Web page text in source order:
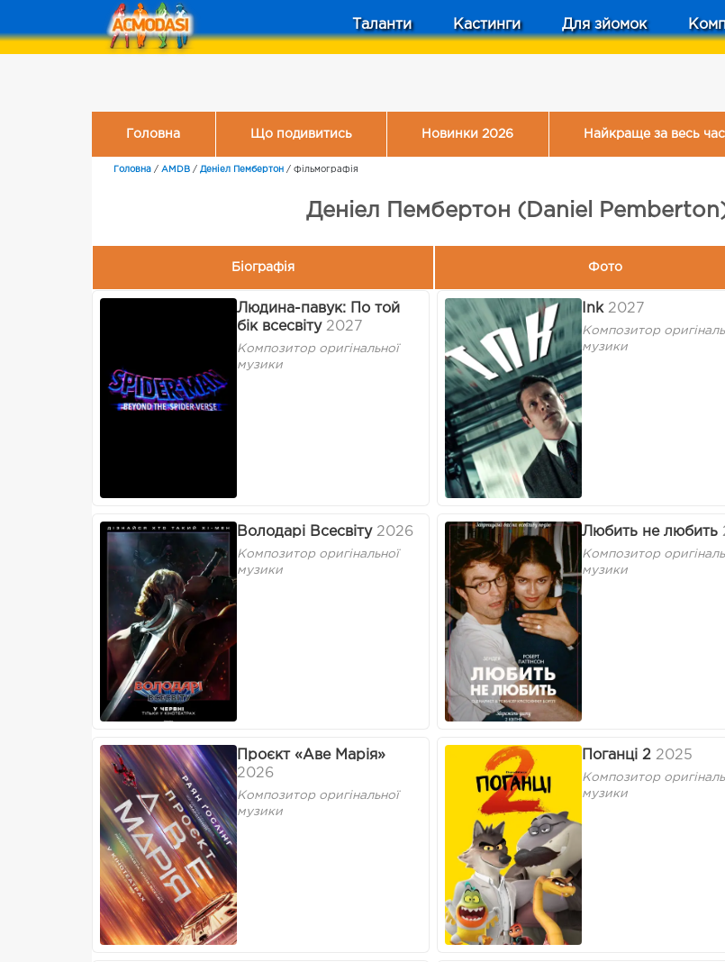
Таланти Кастинги Для зйомок
Головна Що подивитись Новинки 2026 Найкраще за весь час
Головна / AMDB / Деніел Пембертон / Фільмографія
Деніел Пембертон (Daniel
Біографія Фото
Людина-павук: По той
бік всесвіту 2027
Композитор оригінальної
музики
Ink 2027
Композитор
музики
Володарі Всесвіту 2026
Композитор оригінальної
музики
Любить не любить
Композитор
музики
Проєкт «Аве Марія»
2026
Композитор оригінальної
музики
Поганці 2 2025
Композитор
музики